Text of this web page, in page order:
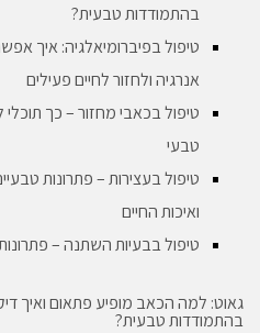
בהתמודדות טבעית?
טיפול בפיברומיאלגיה: איך
אנרגיה ולחזור לחיים פעילים
טיפול בכאבי מחזור – כך
טבעי
טיפול בעצירות – פתרונות
ואיכות החיים
טיפול בבעיות השתנה –
גאוט: למה הכאב מופיע פתאום ואיך
בהתמודדות טבעית?